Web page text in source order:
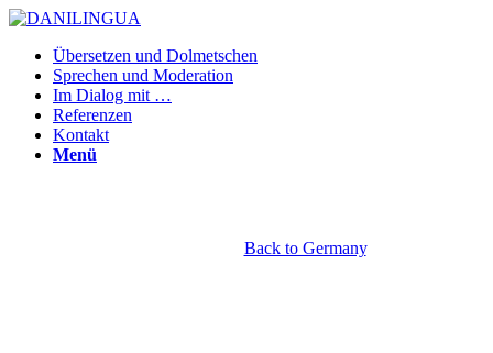
Übersetzen und Dolmetschen
Sprechen und Moderation
Im Dialog mit …
Referenzen
Kontakt
Menü
Back to Germany.